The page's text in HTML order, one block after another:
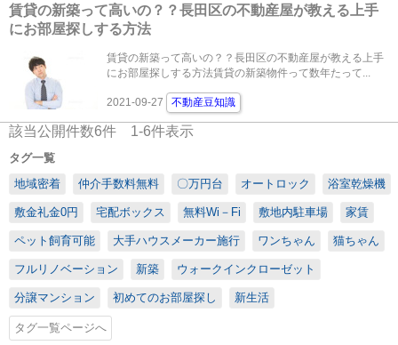
賃貸の新築って高いの？？長田区の不動産屋が教える上手
にお部屋探しする方法
賃貸の新築って高いの？？長田区の不動産屋が教える上手
にお部屋探しする方法賃貸の新築物件って数年たって...
2021-09-27 不動産豆知識
該当公開件数6件 1-6件表示
タグ一覧
地域密着
仲介手数料無料 〇万円台 オートロック 浴室乾燥機
敷金礼金0円 宅配ボックス 無料Wi－Fi 敷地内駐車場 家賃
ペット飼育可能 大手ハウスメーカー施行 ワンちゃん 猫ちゃん
フルリノベーション 新築 ウォークインクローゼット
分譲マンション 初めてのお部屋探し 新生活
タグ一覧ページへ